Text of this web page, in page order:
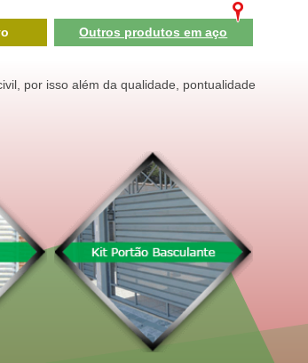
Outros produtos em aço
por isso além da qualidade, pontualidade